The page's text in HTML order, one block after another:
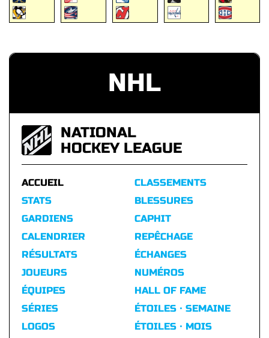
NHL
NATIONAL
HOCKEY LEAGUE
ACCUEIL
STATS
GARDIENS
CALENDRIER
RÉSULTATS
CLASSEMENTS
BLESSURES
CAPHIT
REPÊCHAGE
ÉCHANGES
JOUEURS
ÉQUIPES
SÉRIES
LOGOS
NUMÉROS
HALL OF FAME
ÉTOILES · SEMAINE
ÉTOILES · MOIS